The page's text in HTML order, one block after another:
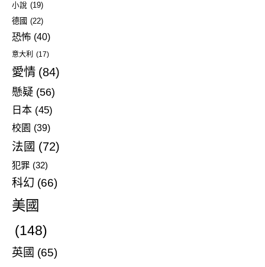
小說 (19)
德國 (22)
恐怖 (40)
意大利 (17)
愛情 (84)
懸疑 (56)
日本 (45)
校園 (39)
法國 (72)
犯罪 (32)
科幻 (66)
美國
(148)
英國 (65)